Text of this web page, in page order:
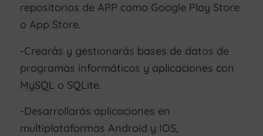
repositorios de APP como Google Play Store
o App Store.
-Crearás y gestionarás bases de datos de
programas informáticos y aplicaciones con
MySQL o SQLite.
-Desarrollarás aplicaciones en
multiplataformas Android y IOS,